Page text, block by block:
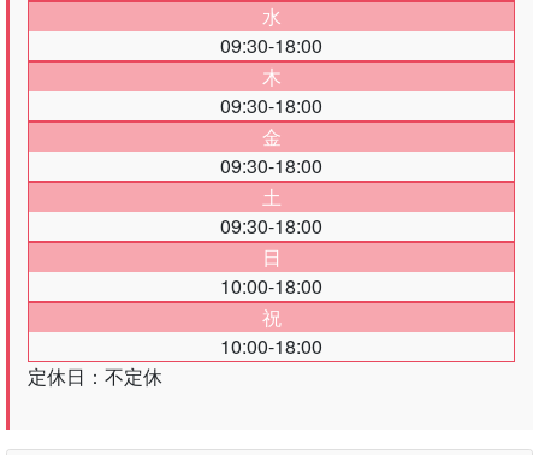
水
09:30-18:00
木
09:30-18:00
金
09:30-18:00
土
09:30-18:00
日
10:00-18:00
祝
10:00-18:00
定休日：不定休